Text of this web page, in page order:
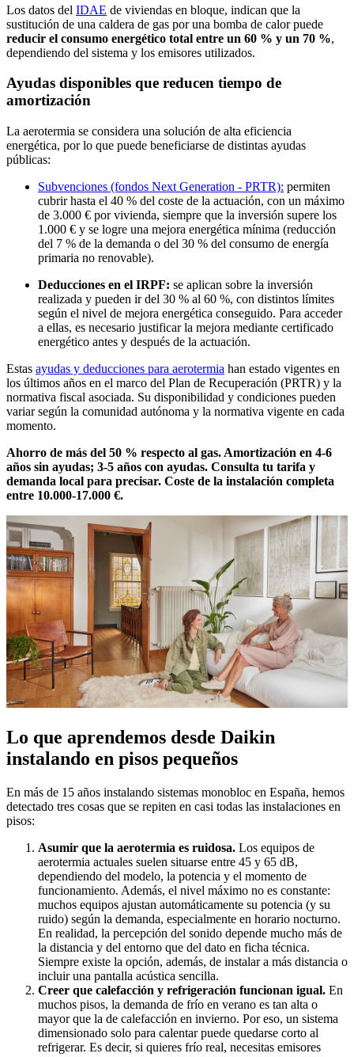
Los datos del IDAE de viviendas en bloque, indican que la
sustitución de una caldera de gas por una bomba de calor puede
reducir el consumo energético total entre un 60 % y un 70 %,
dependiendo del sistema y los emisores utilizados.
Ayudas disponibles que reducen tiempo de
amortización
La aerotermia se considera una solución de alta eficiencia
energética, por lo que puede beneficiarse de distintas ayudas
públicas:
Subvenciones (fondos Next Generation - PRTR): permiten
cubrir hasta el 40 % del coste de la actuación, con un máximo
de 3.000 € por vivienda, siempre que la inversión supere los
1.000 € y se logre una mejora energética mínima (reducción
del 7 % de la demanda o del 30 % del consumo de energía
primaria no renovable).
Deducciones en el IRPF: se aplican sobre la inversión
realizada y pueden ir del 30 % al 60 %, con distintos límites
según el nivel de mejora energética conseguido. Para acceder
a ellas, es necesario justificar la mejora mediante certificado
energético antes y después de la actuación.
Estas ayudas y deducciones para aerotermia han estado vigentes en
los últimos años en el marco del Plan de Recuperación (PRTR) y la
normativa fiscal asociada. Su disponibilidad y condiciones pueden
variar según la comunidad autónoma y la normativa vigente en cada
momento.
Ahorro de más del 50 % respecto al gas. Amortización en 4-6
años sin ayudas; 3-5 años con ayudas. Consulta tu tarifa y
demanda local para precisar. Coste de la instalación completa
entre 10.000-17.000 €.
Lo que aprendemos desde Daikin
instalando en pisos pequeños
En más de 15 años instalando sistemas monobloc en España, hemos
detectado tres cosas que se repiten en casi todas las instalaciones en
pisos:
Asumir que la aerotermia es ruidosa. Los equipos de
aerotermia actuales suelen situarse entre 45 y 65 dB,
dependiendo del modelo, la potencia y el momento de
funcionamiento. Además, el nivel máximo no es constante:
muchos equipos ajustan automáticamente su potencia (y su
ruido) según la demanda, especialmente en horario nocturno.
En realidad, la percepción del sonido depende mucho más de
la distancia y del entorno que del dato en ficha técnica.
Siempre existe la opción, además, de instalar a más distancia o
incluir una pantalla acústica sencilla.
Creer que calefacción y refrigeración funcionan igual. En
muchos pisos, la demanda de frío en verano es tan alta o
mayor que la de calefacción en invierno. Por eso, un sistema
dimensionado solo para calentar puede quedarse corto al
refrigerar. Es decir, si quieres frío real, necesitas emisores